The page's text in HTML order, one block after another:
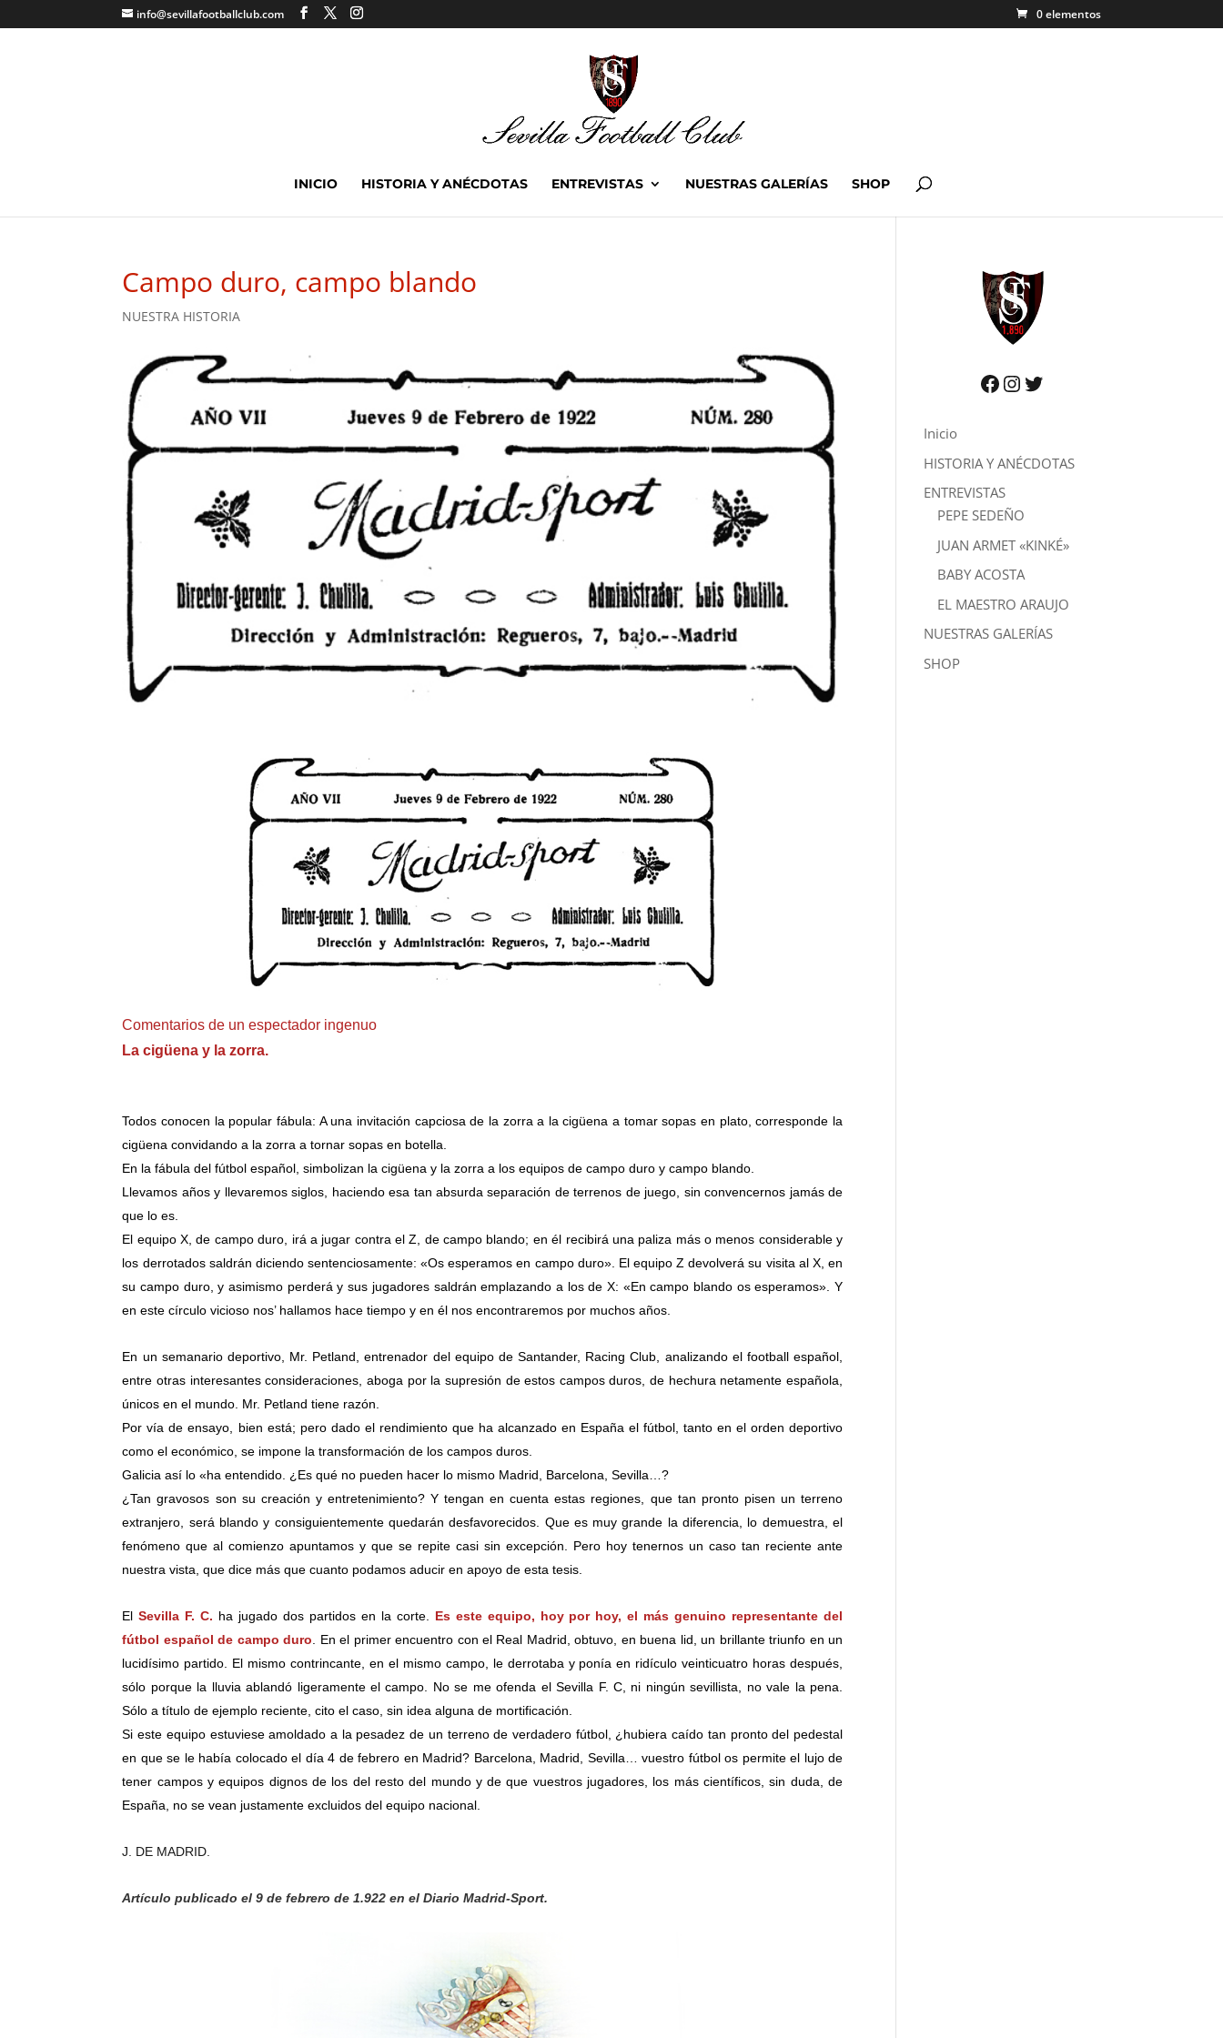
info@sevillafootballclub.com 0 elementos
INICIO HISTORIA Y ANÉCDOTAS ENTREVISTAS NUESTRAS GALERÍAS SHOP
Campo duro, campo blando
NUESTRA HISTORIA
Comentarios de un espectador ingenuo
La cigüena y la zorra.
Todos conocen la popular fábula: A una invitación capciosa de la zorra a la cigüena a tomar sopas en plato, corresponde la
cigüena convidando a la zorra a tornar sopas en botella.
En la fábula del fútbol español, simbolizan la cigüena y la zorra a los equipos de campo duro y campo blando.
Llevamos años y llevaremos siglos, haciendo esa tan absurda separación de terrenos de juego, sin convencernos jamás de
que lo es.
El equipo X, de campo duro, irá a jugar contra el Z, de campo blando; en él recibirá una paliza más o menos considerable y
los derrotados saldrán diciendo sentenciosamente: «Os esperamos en campo duro». El equipo Z devolverá su visita al X, en
su campo duro, y asimismo perderá y sus jugadores saldrán emplazando a los de X: «En campo blando os esperamos». Y
en este círculo vicioso nos’ hallamos hace tiempo y en él nos encontraremos por muchos años.
En un semanario deportivo, Mr. Petland, entrenador del equipo de Santander, Racing Club, analizando el football español,
entre otras interesantesconsideraciones, aboga por la supresión de estos campos duros, de hechura netamente española,
únicos en el mundo. Mr. Petland tiene razón.
Por vía de ensayo, bien está; pero dado el rendimiento que ha alcanzado en España el fútbol, tanto en el orden deportivo
como el económico, se impone la transformación de los campos duros.
Galicia así lo «ha entendido. ¿Es qué no pueden hacer lo mismo Madrid, Barcelona, Sevilla…?
¿Tan gravosos son su creación y entretenimiento? Y tengan en cuenta estas regiones, que tan pronto pisen un terreno
extranjero, será blando y consiguientemente quedarán desfavorecidos. Que es muy grande la diferencia, lo demuestra, el
fenómeno que al comienzo apuntamos y que se repite casi sin excepción. Pero hoy tenernos un caso tan reciente ante
nuestra vista, que dice más que cuanto podamos aducir en apoyo de esta tesis.
ElSevilla F. C. ha jugado dos partidos en la corte. Es este equipo, hoy por hoy, el más genuino representante del
fútbol español de campo duro . En el primer encuentro con el Real Madrid, obtuvo, en buena lid, un brillante triunfo en un
lucidísimo partido. El mismo contrincante, en el mismo campo, le derrotaba y ponía en ridículo veinticuatro horas después,
sólo porque la lluvia ablandó ligeramente el campo. No se me ofenda el Sevilla F. C, ni ningún sevillista, no vale la pena.
Sólo a título de ejemplo reciente, cito el caso, sin idea alguna de mortificación.
Si este equipo estuviese amoldado a la pesadez de un terreno de verdadero fútbol, ¿hubiera caído tan pronto del pedestal
en que se le había colocado el día 4 de febrero en Madrid? Barcelona, Madrid, Sevilla… vuestro fútbol os permite el lujo de
tener campos y equipos dignos de los del resto del mundo y de que vuestros jugadores, los más científicos, sin duda, de
España, no se vean justamente excluidos del equipo nacional.
J. DE MADRID.
Artículo publicado el 9 de febrero de 1.922 en el Diario Madrid-Sport.
Facebook
Instagram
Twitter
Inicio
HISTORIA Y ANÉCDOTAS
ENTREVISTAS
PEPE SEDEÑO
JUAN ARMET «KINKÉ»
BABY ACOSTA
EL MAESTRO ARAUJO
NUESTRAS GALERÍAS
SHOP